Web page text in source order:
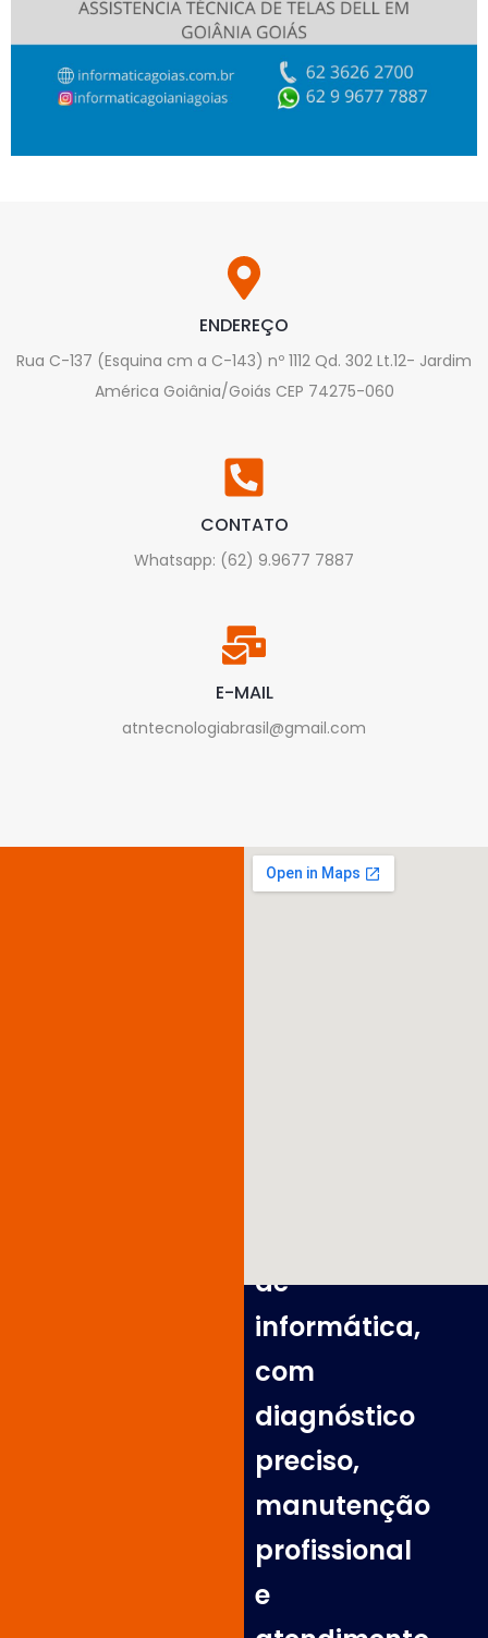
ENDEREÇO
Rua C-137 (Esquina cm a C-143) nº 1112 Qd. 302 Lt.12- Jardim
América Goiânia/Goiás CEP 74275-060
CONTATO
Whatsapp: (62) 9.9677 7887
E-MAIL
atntecnologiabrasil@gmail.com
Assistência
de
informática,
com
diagnóstico
preciso,
manutenção
profissional
e